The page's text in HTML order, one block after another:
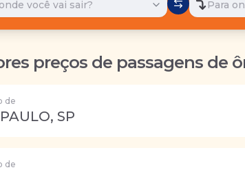
você vai sair? Para
preços de passagens de
de
SP
de